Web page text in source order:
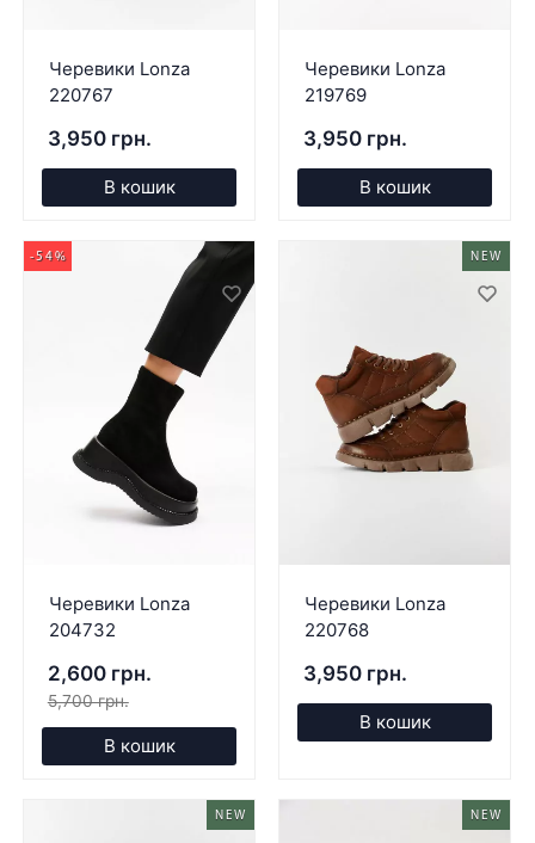
Черевики Lonza
220767
3,950 грн.
В кошик
Черевики Lonza
219769
3,950 грн.
В кошик
-54%
Черевики Lonza
204732
2,600 грн.
5,700 грн.
В кошик
NEW
Черевики Lonza
220768
3,950 грн.
В кошик
NEW NEW